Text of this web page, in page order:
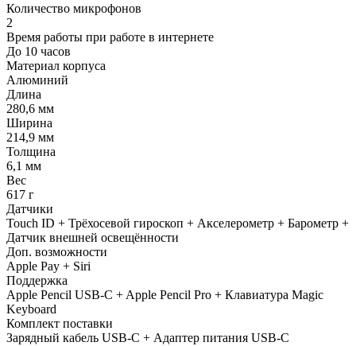
Количество микрофонов
2
Время работы при работе в интернете
До 10 часов
Материал корпуса
Алюминий
Длина
280,6 мм
Ширина
214,9 мм
Толщина
6,1 мм
Вес
617 г
Датчики
Touch ID + Трёхосевой гироскоп + Акселерометр + Барометр +
Датчик внешней освещённости
Доп. возможности
Apple Pay + Siri
Поддержка
Apple Pencil USB-C + Apple Pencil Pro + Клавиатура Magic
Keyboard
Комплект поставки
Зарядный кабель USB‑C + Адаптер питания USB‑C